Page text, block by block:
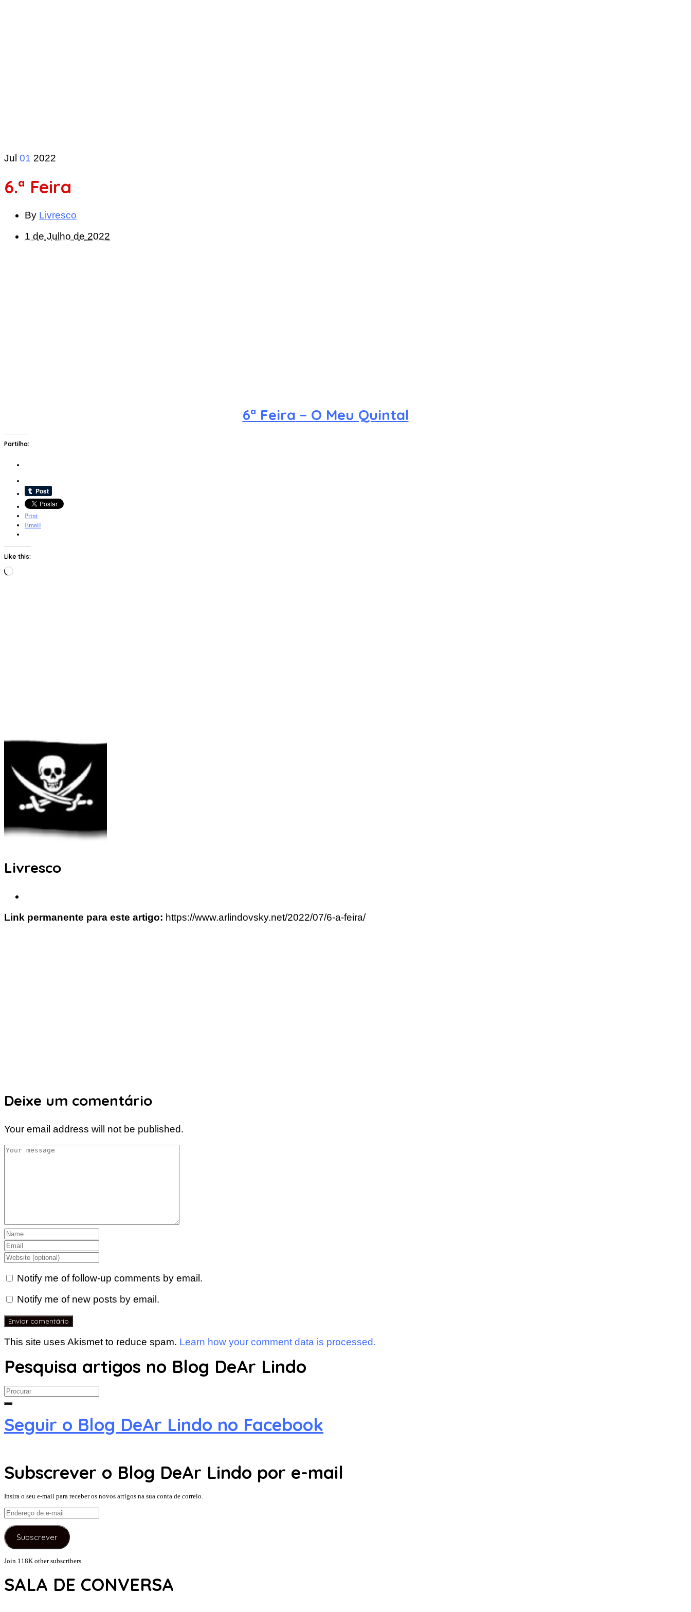
Jul 01 2022
6.ª Feira
By Livresco
1 de Julho de 2022
6ª Feira – O Meu Quintal
Partilha:
Print
Email
Like this:
Loading…
Livresco
Link permanente para este artigo: https://www.arlindovsky.net/2022/07/6-a-feira/
Deixe um comentário
Your email address will not be published.
Notify me of follow-up comments by email.
Notify me of new posts by email.
This site uses Akismet to reduce spam. Learn how your comment data is processed.
Pesquisa artigos no Blog DeAr Lindo
Search
for:
Seguir o Blog DeAr Lindo no Facebook
Subscrever o Blog DeAr Lindo por e-mail
Insira o seu e-mail para receber os novos artigos na sua conta de correio.
Endereço
de
e-
mail
Subscrever
Join 118K other subscribers
SALA DE CONVERSA